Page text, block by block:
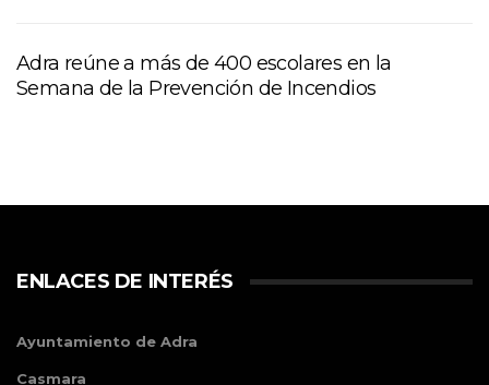
Adra reúne a más de 400 escolares en la
Semana de la Prevención de Incendios
ENLACES DE INTERÉS
Ayuntamiento de Adra
Casmara